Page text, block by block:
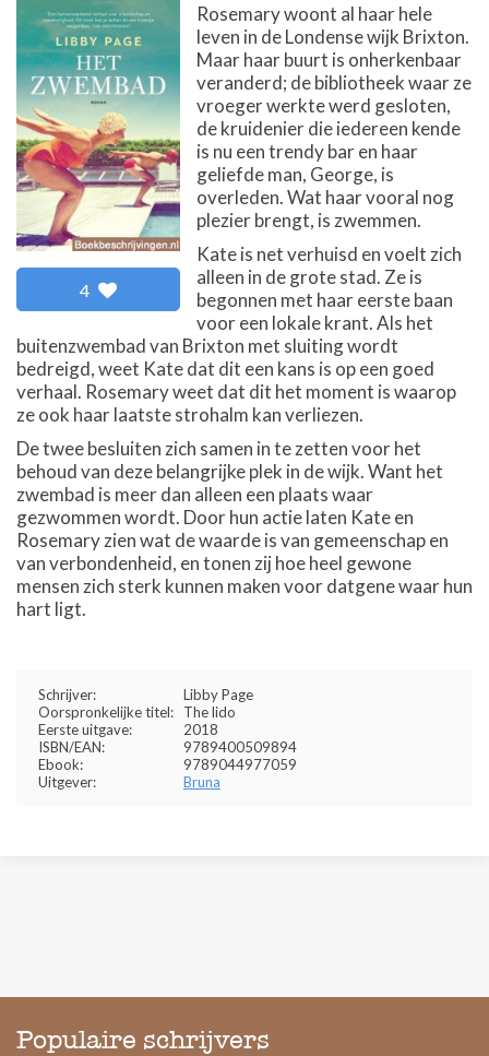
4
Rosemary woont al haar hele
leven in de Londense wijk Brixton.
Maar haar buurt is onherkenbaar
veranderd; de bibliotheek waar ze
vroeger werkte werd gesloten,
de kruidenier die iedereen kende
is nu een trendy bar en haar
geliefde man, George, is
overleden. Wat haar vooral nog
plezier brengt, is zwemmen.
Kate is net verhuisd en voelt zich
alleen in de grote stad. Ze is
begonnen met haar eerste baan
voor een lokale krant. Als het
buitenzwembad van Brixton met sluiting wordt
bedreigd, weet Kate dat dit een kans is op een goed
verhaal. Rosemary weet dat dit het moment is waarop
ze ook haar laatste strohalm kan verliezen.
De twee besluiten zich samen in te zetten voor het
behoud van deze belangrijke plek in de wijk. Want het
zwembad is meer dan alleen een plaats waar
gezwommen wordt. Door hun actie laten Kate en
Rosemary zien wat de waarde is van gemeenschap en
van verbondenheid, en tonen zij hoe heel gewone
mensen zich sterk kunnen maken voor datgene waar hun
hart ligt.
Schrijver:
Libby Page
Oorspronkelijke titel:
The lido
Eerste uitgave:
2018
ISBN/EAN:
9789400509894
Ebook:
9789044977059
Uitgever:
Bruna
Populaire schrijvers